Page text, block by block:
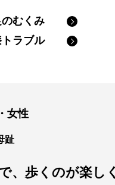
るい
のむくみ
トラブル
女性
趾
、歩くのが楽し